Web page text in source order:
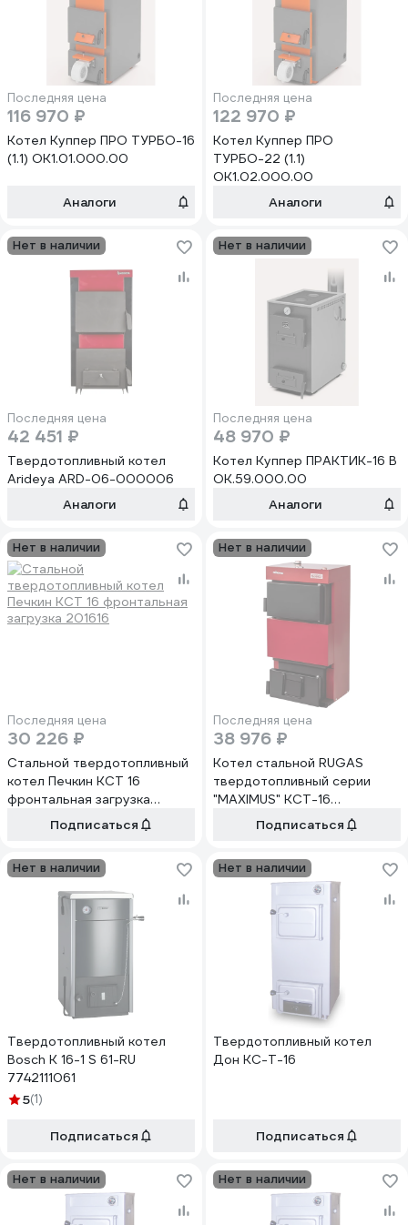
Последняя цена
116 970 ₽
Котел Куппер ПРО ТУРБО-16
(1.1) ОК1.01.000.00
Аналоги
Последняя цена
122 970 ₽
Котел Куппер ПРО
ТУРБО-22 (1.1)
ОК1.02.000.00
Аналоги
Нет в наличии
Последняя цена
42 451 ₽
Твердотопливный котел
Arideya ARD-06-000006
Аналоги
Нет в наличии
Последняя цена
48 970 ₽
Котел Куппер ПРАКТИК-16 В
ОК.59.000.00
Аналоги
Нет в наличии
Последняя цена
30 226 ₽
Стальной твердотопливный
котел Печкин КСТ 16
фронтальная загрузка
Подписаться
Нет в наличии
Последняя цена
38 976 ₽
Котел стальной RUGAS
твердотопливный серии
"MAXIMUS" КСТ-16
0000011102Подписаться
Нет в наличии
Твердотопливный котел
Bosch K 16-1 S 61-RU
7742111061
5(1)
Подписаться
Нет в наличии
Твердотопливный котел
Дон КС-Т-16
Подписаться
Нет в наличии Нет в наличии